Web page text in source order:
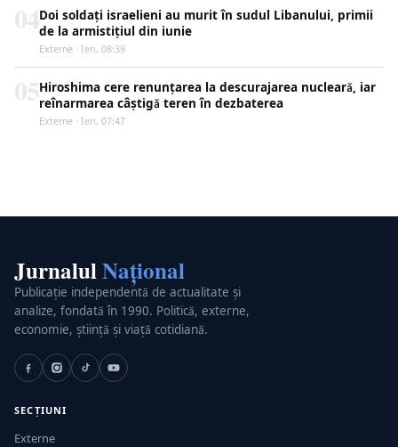
Doi soldați israelieni au murit în sudul Libanului, primii
de la armistițiul din iunie
Externe · Ieri, 08:39
Hiroshima cere renunțarea la descurajarea nucleară, iar
reînarmarea câștigă teren în dezbaterea
Externe · Ieri, 07:47
JurnalulNațional
Publicație independentă de actualitate și
analize, fondată în 1990. Politică, externe,
economie, știință și viață cotidiană.
SECȚIUNI
Externe